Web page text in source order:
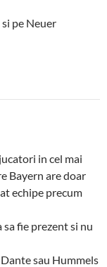
pe Neuer
in cel mai
Bayern are doar
echipe precum
fie prezent si nu
sau Hummels